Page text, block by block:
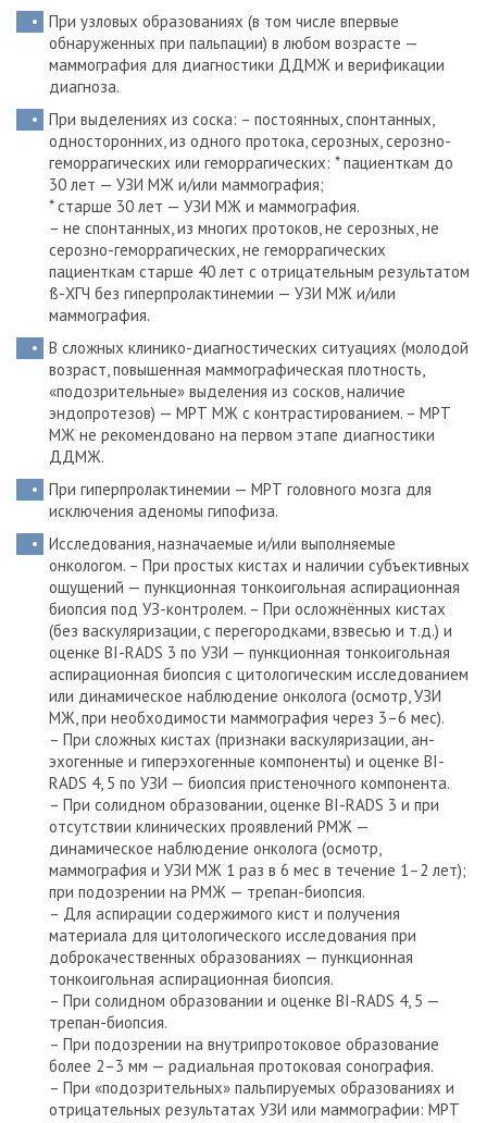
При узловых образованиях (в том числе впервые
обнаруженных при пальпации) в любом возрасте —
маммография для диагностики ДДМЖ и верификации
диагноза.
При выделениях из соска: – постоянных, спонтанных,
односторонних, из одного протока, серозных, серозно-
геморрагических или геморрагических: * пациенткам до
30 лет — УЗИ МЖ и/или маммография;
* старше 30 лет — УЗИ МЖ и маммография.
– не спонтанных, из многих протоков, не серозных, не
серозно-геморрагических, не геморрагических
пациенткам старше 40 лет с отрицательным результатом
ß-ХГЧ без гиперпролактинемии — УЗИ МЖ и/или
маммография.
В сложных клинико-диагностических ситуациях (молодой
возраст, повышенная маммографическая плотность,
«подозрительные» выделения из сосков, наличие
эндопротезов) — МРТ МЖ с контрастированием. – МРТ
МЖ не рекомендовано на первом этапе диагностики
ДДМЖ.
При гиперпролактинемии — МРТ головного мозга для
исключения аденомы гипофиза.
Исследования, назначаемые и/или выполняемые
онкологом. – При простых кистах и наличии субъективных
ощущений — пункционная тонкоигольная аспирационная
биопсия под УЗ-контролем. – При осложнённых кистах
(без васкуляризации, с перегородками, взвесью и т.д.) и
оценке BI-RADS 3 по УЗИ — пункционная тонкоигольная
аспирационная биопсия с цитологическим исследованием
или динамическое наблюдение онколога (осмотр, УЗИ
МЖ, при необходимости маммография через 3–6 мес).
– При сложных кистах (признаки васкуляризации, ан­
эхогенные и гиперэхогенные компоненты) и оценке BI-
RADS 4, 5 по УЗИ — биопсия пристеночного компонента.
– При солидном образовании, оценке BI-RADS 3 и при
отсутствии клинических проявлений РМЖ —
динамическое наблюдение онколога (осмотр,
маммография и УЗИ МЖ 1 раз в 6 мес в течение 1–2 лет);
при подозрении на РМЖ — трепан-биопсия.
– Для аспирации содержимого кист и получения
материала для цитологического исследования при
доброкачественных образованиях — пункционная
тонкоигольная аспирационная биопсия.
– При солидном образовании и оценке BI-RADS 4, 5 —
трепан-биопсия.
– При подозрении на внутрипротоковое образование
более 2–3 мм — радиальная протоковая сонография.
– При «подозрительных» пальпируемых образованиях и
отрицательных результатах УЗИ или маммографии: МРТ